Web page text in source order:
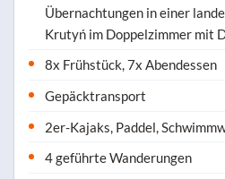
Übernachtungen in einer
Krutyń im Doppelzimmer mit
8x Frühstück, 7x Abendessen
Gepäcktransport
2er-Kajaks, Paddel,
4 geführte Wanderungen